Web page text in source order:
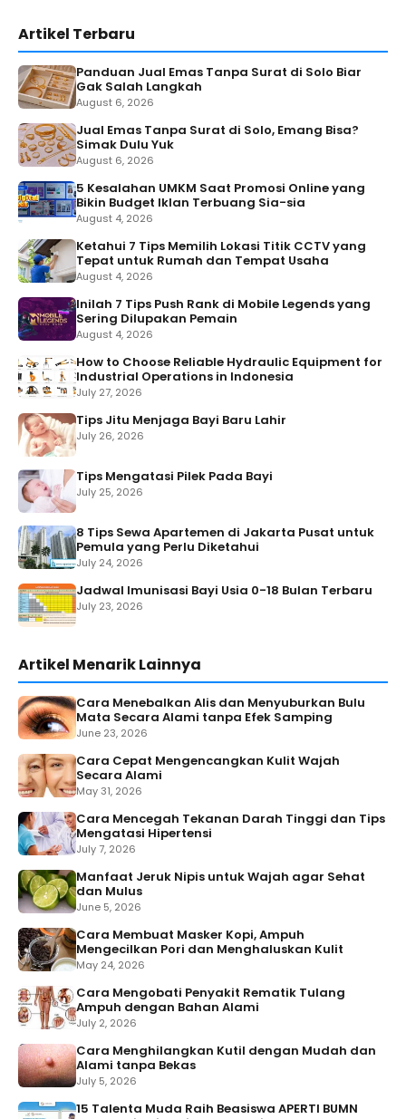
Artikel Terbaru
Panduan Jual Emas Tanpa Surat di Solo Biar
Gak Salah Langkah
August 6, 2026
Jual Emas Tanpa Surat di Solo, Emang Bisa?
Simak Dulu Yuk
August 6, 2026
5 Kesalahan UMKM Saat Promosi Online yang
Bikin Budget Iklan Terbuang Sia-sia
August 4, 2026
Ketahui 7 Tips Memilih Lokasi Titik CCTV yang
Tepat untuk Rumah dan Tempat Usaha
August 4, 2026
Inilah 7 Tips Push Rank di Mobile Legends yang
Sering Dilupakan Pemain
August 4, 2026
How to Choose Reliable Hydraulic Equipment for
Industrial Operations in Indonesia
July 27, 2026
Tips Jitu Menjaga Bayi Baru Lahir
July 26, 2026
Tips Mengatasi Pilek Pada Bayi
July 25, 2026
8 Tips Sewa Apartemen di Jakarta Pusat untuk
Pemula yang Perlu Diketahui
July 24, 2026
Jadwal Imunisasi Bayi Usia 0-18 Bulan Terbaru
July 23, 2026
Artikel Menarik Lainnya
Cara Menebalkan Alis dan Menyuburkan Bulu
Mata Secara Alami tanpa Efek Samping
June 23, 2026
Cara Cepat Mengencangkan Kulit Wajah
Secara Alami
May 31, 2026
Cara Mencegah Tekanan Darah Tinggi dan Tips
Mengatasi Hipertensi
July 7, 2026
Manfaat Jeruk Nipis untuk Wajah agar Sehat
dan Mulus
June 5, 2026
Cara Membuat Masker Kopi, Ampuh
Mengecilkan Pori dan Menghaluskan Kulit
May 24, 2026
Cara Mengobati Penyakit Rematik Tulang
Ampuh dengan Bahan Alami
July 2, 2026
Cara Menghilangkan Kutil dengan Mudah dan
Alami tanpa Bekas
July 5, 2026
15 Talenta Muda Raih Beasiswa APERTI BUMN